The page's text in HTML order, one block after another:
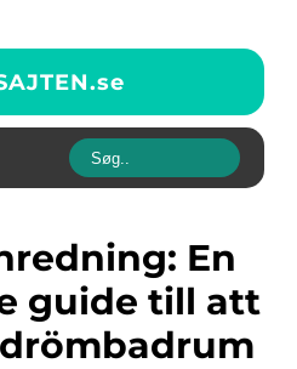
se
guide till att